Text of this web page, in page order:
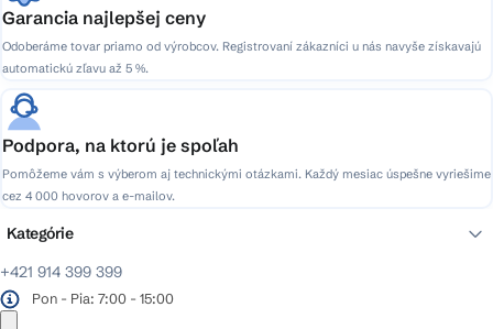
Garancia najlepšej ceny
Odoberáme tovar priamo od výrobcov. Registrovaní zákazníci u nás navyše získavajú
automatickú zľavu až 5 %.
Podpora, na ktorú je spoľah
Pomôžeme vám s výberom aj technickými otázkami. Každý mesiac úspešne vyriešime
cez 4 000 hovorov a e-mailov.
+421 914 399 399
Pon - Pia: 7:00 - 15:00
Kategórie